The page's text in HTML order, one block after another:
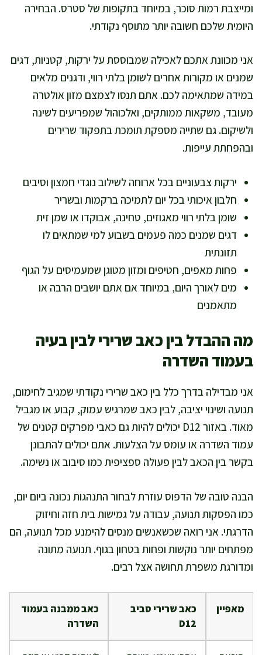
ומייצבת רמות סוכר, במיוחד בתקופות של סטרס. הבחירה
היומית שלכם חשובה יותר מתוסף נקודתי.
אני מכוונת אתכם לאכילה שמבוססת על ירקות, קטניות, דגים
שמנים או מקורות אחרים לשומן בלתי רווי, ודגנים מלאים
במידה שמתאימה לכם. אתם תנסו לצמצם מזון אולטרה
מעובד, משקאות ממותקים, ואלכוהול שמפריעים לשינה
ולשיקום. גם שתייה מספקת תומכת בתפקוד שרירים
ובהפחתת עייפות.
ירקות צבעוניים בכל ארוחה לשילוב נוגדי חמצון וסיבים
חלבון איכותי בכל יום לתמיכה ברקמות ובשריר
שומן בלתי רווי מאגוזים, טחינה, אבוקדו או שמן זית
דגים שמנים כמה פעמים בשבוע למי שמתאים לו
תזונתית
פחות מאפים, חטיפים ומזון מטוגן שמעמיסים על הגוף
מים לאורך היום, במיוחד אם אתם יושבים הרבה או
מתאמנים
מה ההבדל בין כאב שרירי לבין בעיה
בעמוד השדרה
אני מבדילה בדרך כלל בין כאב שרירי נקודתי שמגיב לחימום,
תנועה ושינוי יציבה, לבין כאב שמרגיש עמוק, קבוע או מגביל
מאוד. באזור D12 יכולים להיות גם כאבי מפרקים קטנים של
עמוד השדרה או עומס על הצלעות. אתם יכולים להתבונן
בקשר בין הכאב לבין פעולה ספציפית כמו סיבוב או נשימה.
הבנה טובה של הדפוס עוזרת לבחור התנהגות נכונה ביום יום,
כמו הפסקות תנועה, עבודה על גמישות בית חזה וחיזוק
הדרגתי. אני רואה שכשאנשים מנסים להימנע מכל תנועה, הם
מפתחים יותר נוקשות ופחות בטחון בגוף. תנועה מתונה
ומדורגת משפרת תחושה אצל רבים.
מאפיין
כאב שרירי סביב
D12
כאב ממבנה בעמוד
השדרה